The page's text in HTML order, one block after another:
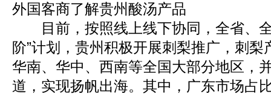
外国客商了解贵州酸汤产品
目前，按照线上线下协同，全省、全
阶”计划，贵州积极开展刺梨推广，刺
华南、华中、西南等全国大部分地区，
道，实现扬帆出海。其中，广东市场占